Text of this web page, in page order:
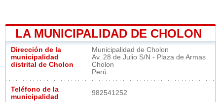
LA MUNICIPALIDAD DE CHOLON
Dirección de la
municipalidad
distrital de Cholon
Municipalidad de Cholon
Av. 28 de Julio S/N - Plaza de Armas
Cholon
Perú
Teléfono de la
municipalidad
982541252